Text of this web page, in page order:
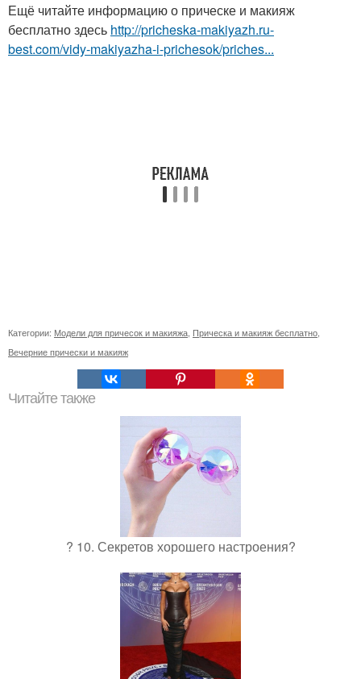
Ещё читайте информацию о прическе и макияж
бесплатно здесь http://pricheska-makiyazh.ru-
best.com/vidy-makiyazha-i-prichesok/priches...
Категории: Модели для причесок и макияжа, Прическа и макияж бесплатно,
Вечерние прически и макияж
Читайте также
? 10. Секретов хорошего настроения?